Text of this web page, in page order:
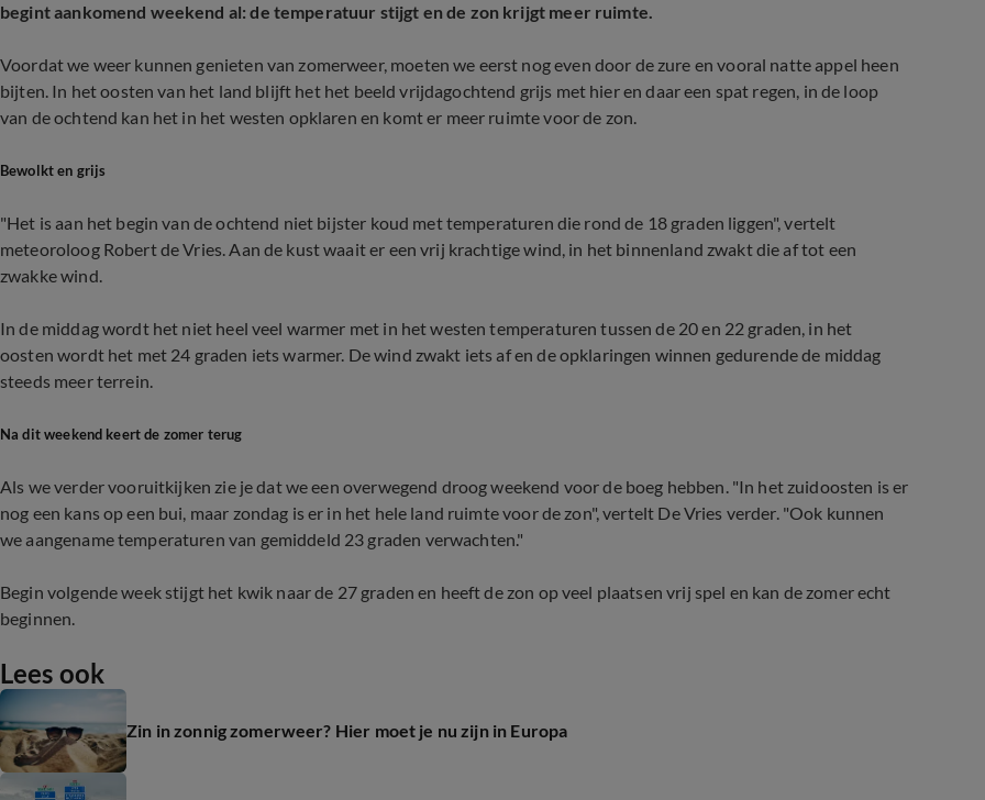
begint aankomend weekend al: de temperatuur stijgt en de zon krijgt meer ruimte.
Voordat we weer kunnen genieten van zomerweer, moeten we eerst nog even door de zure en vooral natte appel heen
bijten. In het oosten van het land blijft het het beeld vrijdagochtend grijs met hier en daar een spat regen, in de loop
van de ochtend kan het in het westen opklaren en komt er meer ruimte voor de zon.
Bewolkt en grijs
"Het is aan het begin van de ochtend niet bijster koud met temperaturen die rond de 18 graden liggen", vertelt
meteoroloog Robert de Vries. Aan de kust waait er een vrij krachtige wind, in het binnenland zwakt die af tot een
zwakke wind.
In de middag wordt het niet heel veel warmer met in het westen temperaturen tussen de 20 en 22 graden, in het
oosten wordt het met 24 graden iets warmer. De wind zwakt iets af en de opklaringen winnen gedurende de middag
steeds meer terrein.
Na dit weekend keert de zomer terug
Als we verder vooruitkijken zie je dat we een overwegend droog weekend voor de boeg hebben. "In het zuidoosten is er
nog een kans op een bui, maar zondag is er in het hele land ruimte voor de zon", vertelt De Vries verder. "Ook kunnen
we aangename temperaturen van gemiddeld 23 graden verwachten."
Begin volgende week stijgt het kwik naar de 27 graden en heeft de zon op veel plaatsen vrij spel en kan de zomer echt
beginnen.
Lees ook
Zin in zonnig zomerweer? Hier moet je nu zijn in Europa